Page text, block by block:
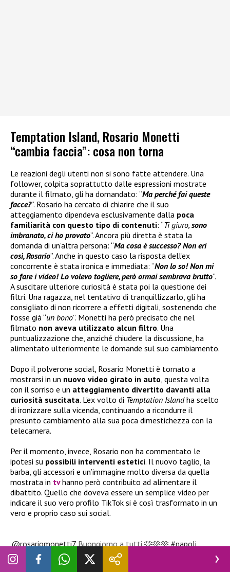
Temptation Island, Rosario Monetti
“cambia faccia”: cosa non torna
Le reazioni degli utenti non si sono fatte attendere. Una
follower, colpita soprattutto dalle espressioni mostrate
durante il filmato, gli ha domandato: “Ma perché fai queste
facce?”. Rosario ha cercato di chiarire che il suo
atteggiamento dipendeva esclusivamente dalla poca
familiarità con questo tipo di contenuti: “Ti giuro, sono
imbranato, ci ho provato”. Ancora più diretta è stata la
domanda di un’altra persona: “Ma cosa è successo? Non eri
così, Rosario”. Anche in questo caso la risposta dell’ex
concorrente è stata ironica e immediata: “Non lo so! Non mi
so fare i video! Lo volevo togliere, però ormai sembrava brutto”.
A suscitare ulteriore curiosità è stata poi la questione dei
filtri. Una ragazza, nel tentativo di tranquillizzarlo, gli ha
consigliato di non ricorrere a effetti digitali, sostenendo che
fosse già “un bono”. Monetti ha però precisato che nel
filmato non aveva utilizzato alcun filtro. Una
puntualizzazione che, anziché chiudere la discussione, ha
alimentato ulteriormente le domande sul suo cambiamento.
Dopo il polverone social, Rosario Monetti è tornato a
mostrarsi in un nuovo video girato in auto, questa volta
con il sorriso e un atteggiamento divertito davanti alla
curiosità suscitata. L’ex volto di Temptation Islandha scelto
di ironizzare sulla vicenda, continuando a ricondurre il
presunto cambiamento alla sua poca dimestichezza con la
telecamera.
Per il momento, invece, Rosario non ha commentato le
ipotesi su possibili interventi estetici. Il nuovo taglio, la
barba, gli accessori e un’immagine molto diversa da quella
mostrata in tvhanno però contribuito ad alimentare il
dibattito. Quello che doveva essere un semplice video per
indicare il suo vero profilo TikTok si è così trasformato in un
vero e proprio caso sui social.
@rosariomonetti7 Buongiorno a tutti 🫶🫶🫶#napoli
#perte
#fyp ♬ Universo – Saymon Cleiton